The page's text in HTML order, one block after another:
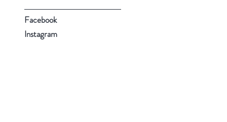
Facebook
Instagram